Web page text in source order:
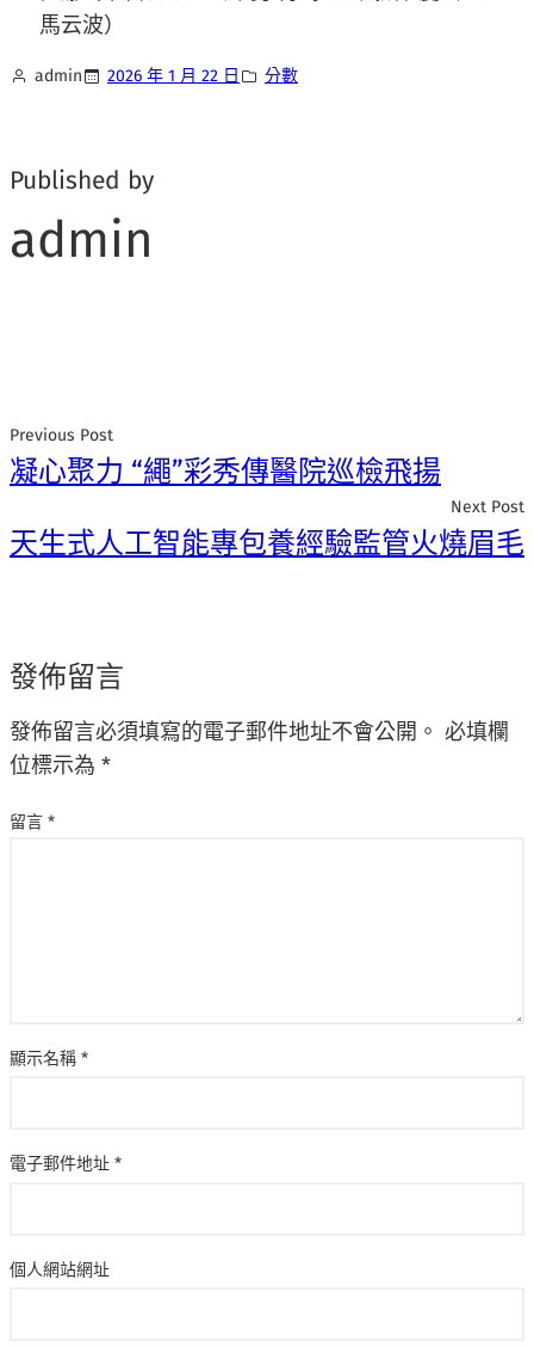
馬云波）
admin 2026 年 1 月 22 日 分數
Published by
admin
Previous Post
凝心聚力 “繩”彩秀傳醫院巡檢飛揚
Next Post
天生式人工智能專包養經驗監管火燒眉毛
發佈留言
發佈留言必須填寫的電子郵件地址不會公開。 必填欄
位標示為 *
留言 *
顯示名稱 *
電子郵件地址 *
個人網站網址